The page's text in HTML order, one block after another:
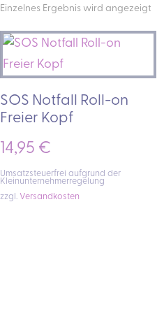
Einzelnes Ergebnis wird angezeigt
SOS Notfall Roll-on
Freier Kopf
14,95 €
Umsatzsteuerfrei aufgrund der
Kleinunternehmerregelung
zzgl. Versandkosten